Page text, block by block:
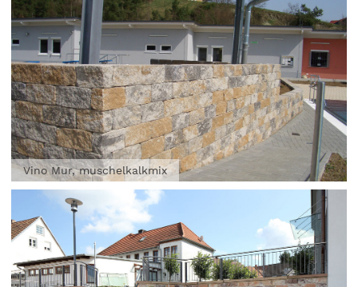
Vino Mur, muschelkalkmix